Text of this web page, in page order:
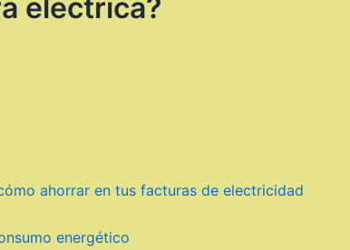
electrica?
ahorrar en tus facturas de electricidad
energético